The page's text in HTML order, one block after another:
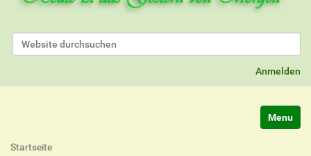
Website durchsuchen
Anmelden
Startseite